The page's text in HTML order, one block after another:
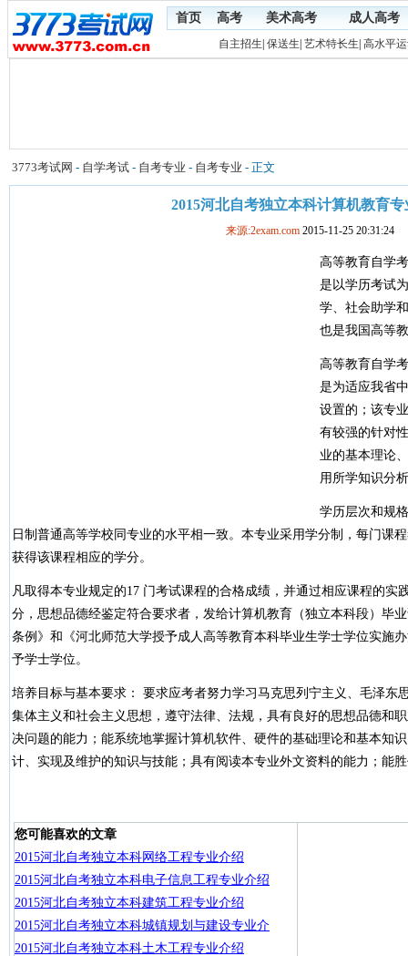
首页 高考 美术高考 成人高考
自主招生 保送生 艺术特长生 高水平
3773考试网 - 自学考试 - 自考专业 - 自考专业 - 正文
2015河北自考独立本科计算机教育
来源:2exam.com 2015-11-25 20:31:24
高等教育自学
是以学历考试
学、社会助学
也是我国高等
高等教育自学
是为适应我省
设置的；该专
有较强的针对
业的基本理论
用所学知识分
学历层次和规
日制普通高等学校同专业的水平相一致。本专业采用学分制，每门课
获得该课程相应的学分。
凡取得本专业规定的17 门考试课程的合格成绩，并通过相应课程的实
分，思想品德经鉴定符合要求者，发给计算机教育（独立本科段）毕
条例》和《河北师范大学授予成人高等教育本科毕业生学士学位实施
予学士学位。
培养目标与基本要求： 要求应考者努力学习马克思列宁主义、毛泽东
集体主义和社会主义思想，遵守法律、法规，具有良好的思想品德和
决问题的能力；能系统地掌握计算机软件、硬件的基础理论和基本知
计、实现及维护的知识与技能；具有阅读本专业外文资料的能力；能
您可能喜欢的文章
2015河北自考独立本科网络工程专业介绍
2015河北自考独立本科电子信息工程专业介绍
2015河北自考独立本科建筑工程专业介绍
2015河北自考独立本科城镇规划与建设专业介
2015河北自考独立本科土木工程专业介绍